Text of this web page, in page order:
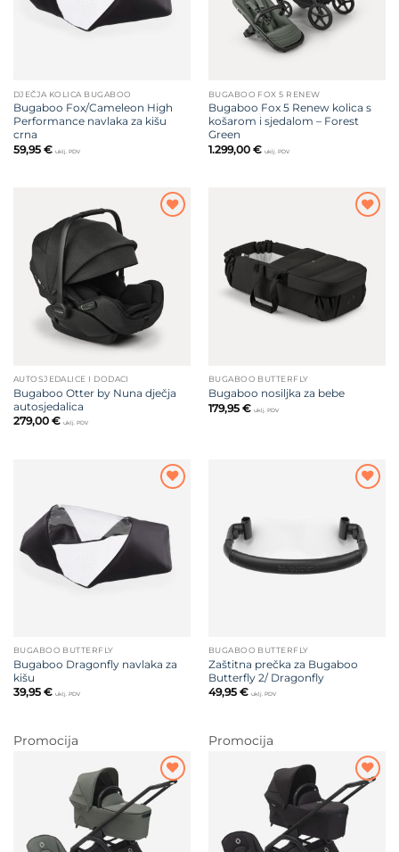
DJEČJA KOLICA BUGABOO
Bugaboo Fox/Cameleon High
Performance navlaka za kišu
crna
59,95 € uklj. PDV
BUGABOO FOX 5 RENEW
Bugaboo Fox 5 Renew kolica s
košarom i sjedalom – Forest
Green
1.299,00 € uklj. PDV
AUTOSJEDALICE I DODACI
Bugaboo Otter by Nuna dječja
autosjedalica
279,00 € uklj. PDV
BUGABOO BUTTERFLY
Bugaboo nosiljka za bebe
179,95 € uklj. PDV
želja
BUGABOO BUTTERFLY
Bugaboo Dragonfly navlaka za
kišu
39,95 € uklj. PDV
želja
BUGABOO BUTTERFLY
Zaštitna prečka za Bugaboo
Butterfly 2/ Dragonfly
49,95 € uklj. PDV
Promocija
Dodajte
na listu
Promocija
Dodajte
na listu
želja